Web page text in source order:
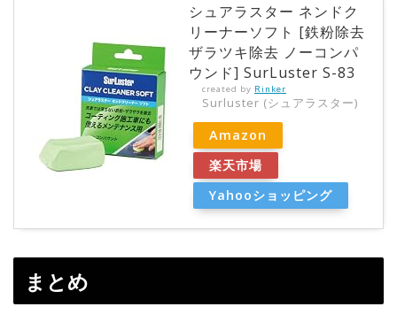
シュアラスター ネンドク
リーナーソフト [鉄粉除去
ザラツキ除去 ノーコンパ
ウンド] SurLuster S-83
created by Rinker
Surluster (シュアラスター)
Amazon
楽天市場
Yahooショッピング
まとめ